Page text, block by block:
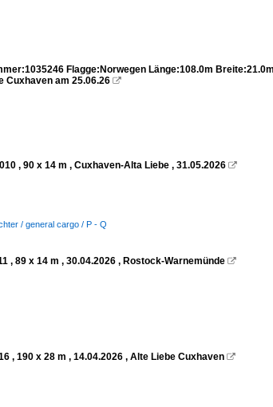
Flagge:Norwegen Länge:108.0m
Cuxhaven am 25.06.26 
, 90 x 14 m , Cuxhaven-Alta Liebe , 31.05.2026 
/ general cargo / P - Q
, 89 x 14 m , 30.04.2026 , Rostock-Warnemünde 
, 190 x 28 m , 14.04.2026 , Alte Liebe Cuxhaven 